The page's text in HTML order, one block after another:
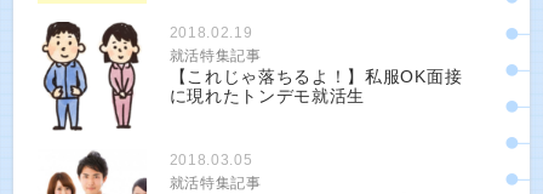
2018.02.19
就活特集記事
【これじゃ落ちるよ！】私服OK面接
に現れたトンデモ就活生
2018.03.05
就活特集記事